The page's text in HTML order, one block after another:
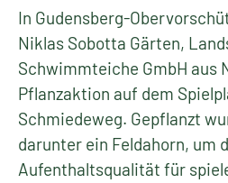
In Gudensberg-
Niklas Sobotta Gärten,
Schwimmteiche GmbH aus
Pflanzaktion auf dem
Schmiedeweg. Gepflanzt
darunter ein Feldahorn, um
Aufenthaltsqualität für